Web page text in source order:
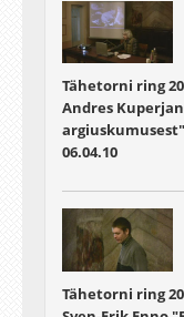
Tähetorni ring
Andres
argiuskumusest"
06.04.10
Tähetorni ring